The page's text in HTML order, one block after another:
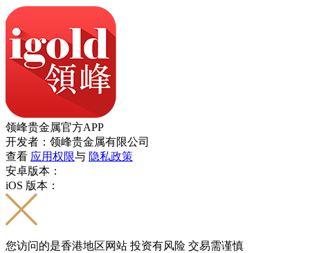
领峰贵金属官方APP
开发者：领峰贵金属有限公司
查看 应用权限与 隐私政策
安卓版本：
iOS 版本：
您访问的是香港地区网站 投资有风险 交易需谨慎